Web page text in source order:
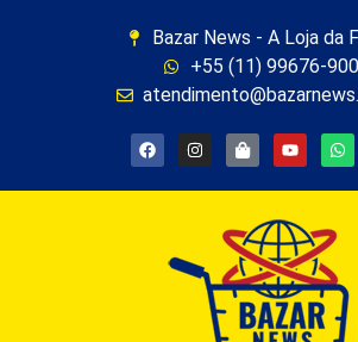
Bazar News - A Loja da
+55 (11) 99676-